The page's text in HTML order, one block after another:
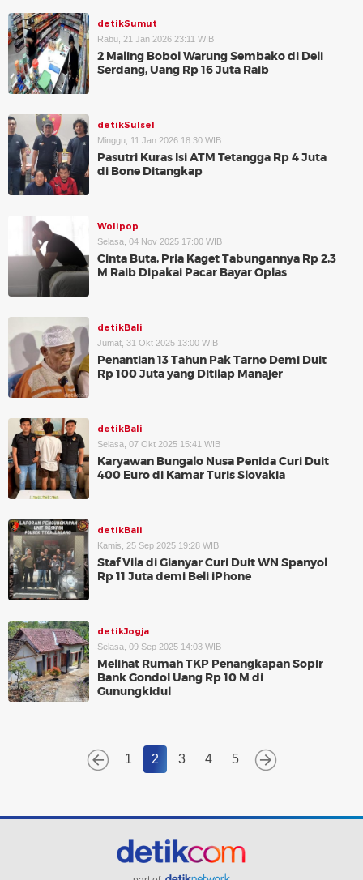
detikSumut
Rabu, 21 Jan 2026 23:11 WIB
2 Maling Bobol Warung Sembako di Deli
Serdang, Uang Rp 16 Juta Raib
detikSulsel
Minggu, 11 Jan 2026 18:30 WIB
Pasutri Kuras Isi ATM Tetangga Rp 4 Juta
di Bone Ditangkap
Wolipop
Selasa, 04 Nov 2025 17:00 WIB
Cinta Buta, Pria Kaget Tabungannya Rp 2,3
M Raib Dipakai Pacar Bayar Oplas
detikBali
Jumat, 31 Okt 2025 13:00 WIB
Penantian 13 Tahun Pak Tarno Demi Duit
Rp 100 Juta yang Ditilap Manajer
detikBali
Selasa, 07 Okt 2025 15:41 WIB
Karyawan Bungalo Nusa Penida Curi Duit
400 Euro di Kamar Turis Slovakia
detikBali
Kamis, 25 Sep 2025 19:28 WIB
Staf Vila di Gianyar Curi Duit WN Spanyol
Rp 11 Juta demi Beli iPhone
detikJogja
Selasa, 09 Sep 2025 14:03 WIB
Melihat Rumah TKP Penangkapan Sopir
Bank Gondol Uang Rp 10 M di
Gunungkidul
1 2 3 4 5